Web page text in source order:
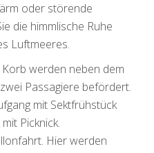
oder störende
die himmlische Ruhe
Luftmeeres.
werden neben dem
Passagiere befördert.
mit Sektfrühstück
Picknick.
Hier werden